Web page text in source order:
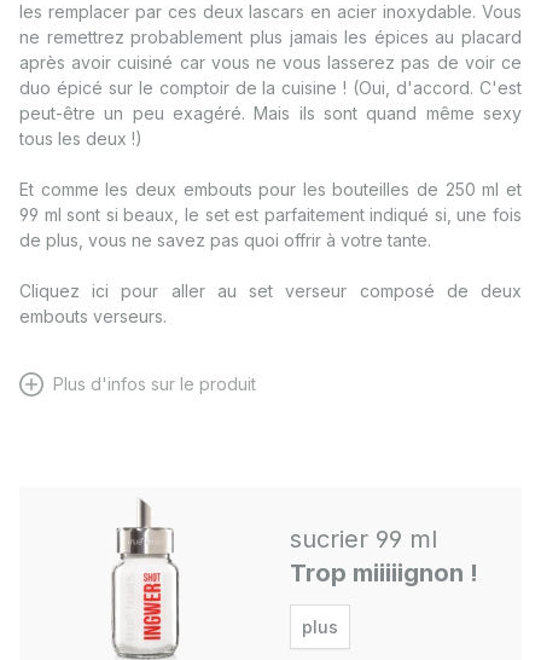
les remplacer par ces deux lascars en acier inoxydable. Vous
ne remettrez probablement plus jamais les épices au placard
après avoir cuisiné car vous ne vous lasserez pas de voir ce
duo épicé sur le comptoir de la cuisine ! (Oui, d'accord. C'est
peut-être un peu exagéré. Mais ils sont quand même sexy
tous les deux !)
Et comme les deux embouts pour les bouteilles de 250 ml et
99 ml sont si beaux, le set est parfaitement indiqué si, une fois
de plus, vous ne savez pas quoi offrir à votre tante.
Cliquezici pour aller au set verseur composé de deux
embouts verseurs.
Plus d'infos sur le produit
sucrier 99 ml
Trop miiiiignon !
plus